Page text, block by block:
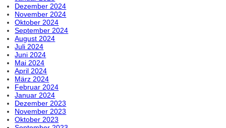
Dezember 2024
November 2024
Oktober 2024
September 2024
August 2024
Juli 2024
Juni 2024
Mai 2024
April 2024
März 2024
Februar 2024
Januar 2024
Dezember 2023
November 2023
Oktober 2023